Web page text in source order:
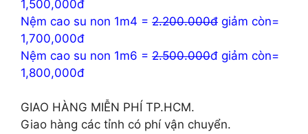
1,500,000đ
Nệm cao su non 1m4 = 2.200.000đ giảm còn=
1,700,000đ
Nệm cao su non 1m6 = 2.500.000đ giảm còn=
1,800,000đ
GIAO HÀNG MIỄN PHÍ TP.HCM.
Giao hàng các tỉnh có phí vận chuyển.